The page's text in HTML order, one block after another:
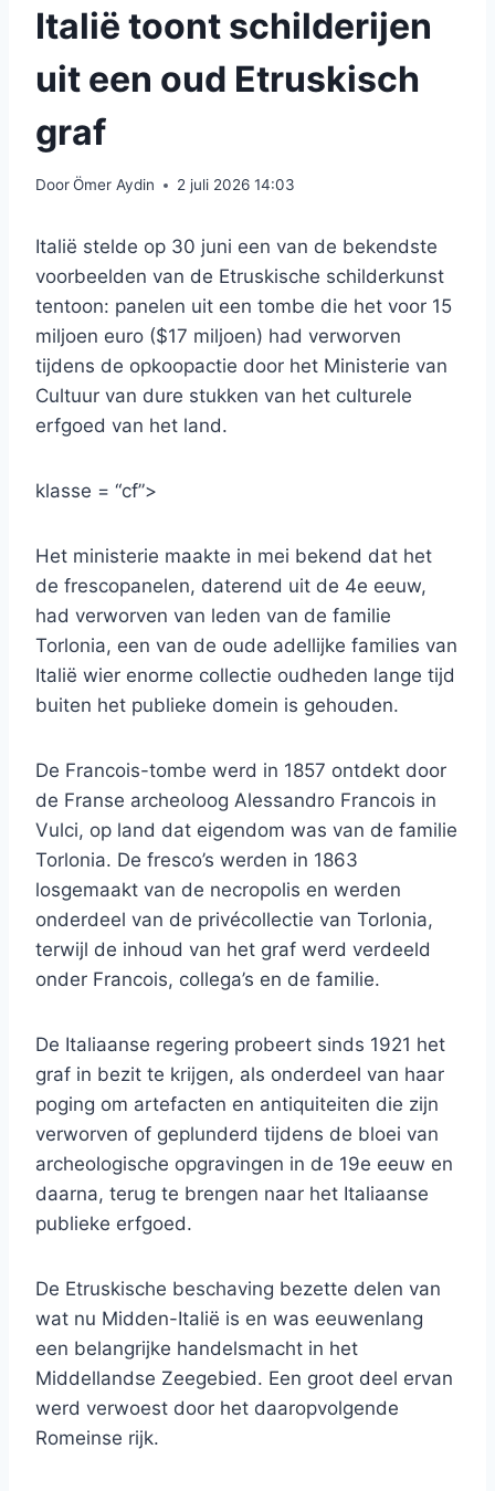
Italië toont schilderijen
uit een oud Etruskisch
graf
DoorÖmer Aydin 2 juli 2026 14:03
Italië stelde op 30 juni een van de bekendste
voorbeelden van de Etruskische schilderkunst
tentoon: panelen uit een tombe die het voor 15
miljoen euro ($17 miljoen) had verworven
tijdens de opkoopactie door het Ministerie van
Cultuur van dure stukken van het culturele
erfgoed van het land.
klasse = “cf”>
Het ministerie maakte in mei bekend dat het
de frescopanelen, daterend uit de 4e eeuw,
had verworven van leden van de familie
Torlonia, een van de oude adellijke families van
Italië wier enorme collectie oudheden lange tijd
buiten het publieke domein is gehouden.
De Francois-tombe werd in 1857 ontdekt door
de Franse archeoloog Alessandro Francois in
Vulci, op land dat eigendom was van de familie
Torlonia. De fresco’s werden in 1863
losgemaakt van de necropolis en werden
onderdeel van de privécollectie van Torlonia,
terwijl de inhoud van het graf werd verdeeld
onder Francois, collega’s en de familie.
De Italiaanse regering probeert sinds 1921 het
graf in bezit te krijgen, als onderdeel van haar
poging om artefacten en antiquiteiten die zijn
verworven of geplunderd tijdens de bloei van
archeologische opgravingen in de 19e eeuw en
daarna, terug te brengen naar het Italiaanse
publieke erfgoed.
De Etruskische beschaving bezette delen van
wat nu Midden-Italië is en was eeuwenlang
een belangrijke handelsmacht in het
Middellandse Zeegebied. Een groot deel ervan
werd verwoest door het daaropvolgende
Romeinse rijk.